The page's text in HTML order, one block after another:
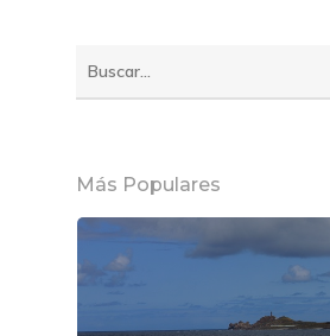
Más Populares